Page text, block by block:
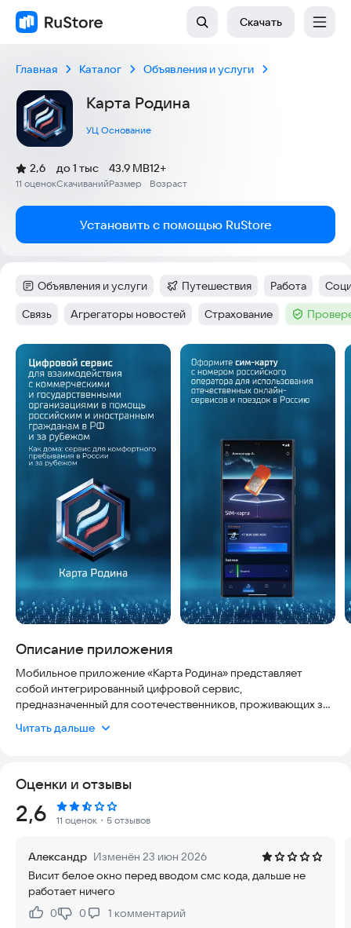
Скачать
Главная Каталог Объявления и услуги
Карта Родина
УЦ Основание
Рейтинг:
2,6
(
11 оценок
)
Скачиваний
до 1 тыс
Размер
43.9 MB
Возраст
12+
Установить с помощью RuStore
Категория:
Объявления и услуги Категория:
Путешествия Тег:
Работа Тег:
Тег:
Связь Тег:
Агрегаторы новостей Тег:
Страхование Тег :
Скриншоты
Описание приложения
Мобильное приложение «Карта Родина» представляет
собой интегрированный цифровой сервис,
предназначенный для соотечественников, проживающих за
студентов, трудовых мигрантов, а также российских и
С помощью сервиса можно удалённо, без выезда в
Российскую Федерацию, оформить ряд важных документов
и услуг в точках обслуживания Удостоверяющего центра
- квалифицированную электронную подпись (УКЭП),
- сим-карту российского оператора связи,
- подтверждённую учётную запись для доступа к порталу
«Госуслуги».
Читать дальше
Оценки и отзывы
Рейтинг:
2,6 11 оценок ・5 отзывов
Александр Изменён 23 июн 2026
Висит белое окно перед вводом смс кода, дальше не
работает ничего
Нравится:
0Не нравится:
0 1 комментарий